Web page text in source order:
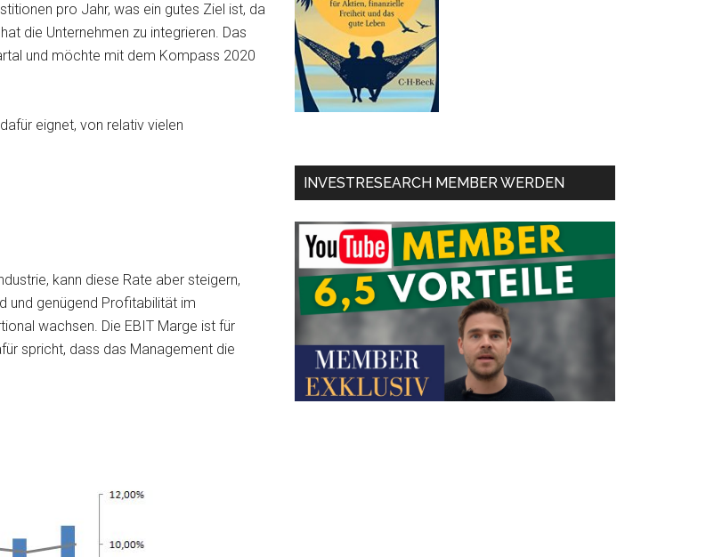
pro Jahr, was ein gutes Ziel ist, da
die Unternehmen zu integrieren. Das
und möchte mit dem Kompass 2020
eignet, von relativ vielen
kann diese Rate aber steigern,
und genügend Profitabilität im
wachsen. Die EBIT Marge ist für
spricht, dass das Management die
INVESTRESEARCH MEMBER WERDEN